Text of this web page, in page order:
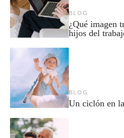
BLOG
¿Qué imagen
hijos del
BLOG
Un ciclón en